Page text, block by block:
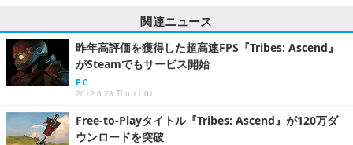
関連ニュース
昨年高評価を獲得した超高速FPS『Tribes: Ascend』
がSteamでもサービス開始
PC
2012.6.28 Thu 11:01
Free-to-Playタイトル『Tribes: Ascend』が120万ダ
ウンロードを突破